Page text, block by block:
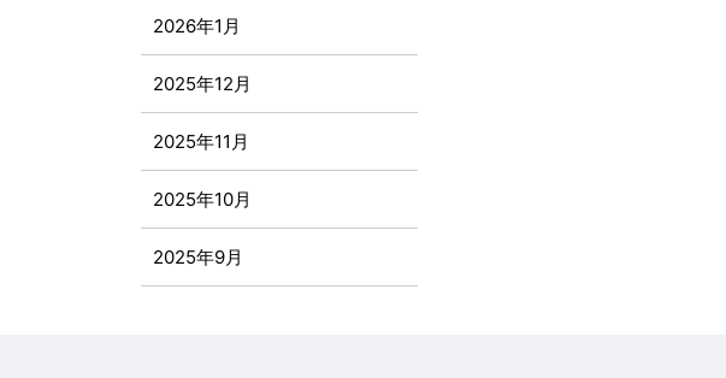
2026年1月
2025年12月
2025年11月
2025年10月
2025年9月